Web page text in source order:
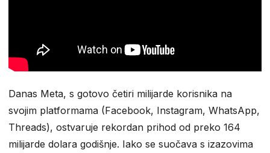
Danas Meta, s gotovo četiri milijarde korisnika na
svojim platformama (Facebook, Instagram, WhatsApp,
Threads), ostvaruje rekordan prihod od preko 164
milijarde dolara godišnje. Iako se suočava s izazovima